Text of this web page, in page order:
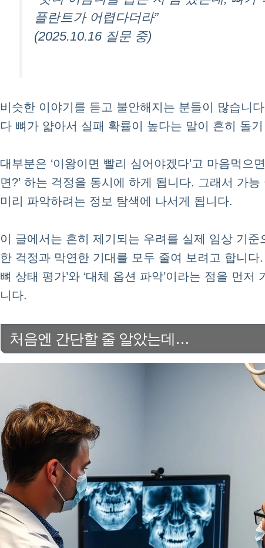
플란트가 어렵다더라”
(2025.10.16 질문 중)
비슷한 이야기를 듣고 불안해지는 분들이 많습니
다 뼈가 얇아서 실패 확률이 높다는 말이 흔히 돌
대부분은 ‘이왕이면 빨리 심어야겠다’고 마음먹으
면?’ 하는 걱정을 동시에 하게 됩니다. 그래서 가
미리 파악하려는 정보 탐색에 나서게 됩니다.
이 글에서는 흔히 제기되는 우려를 실제 임상 기준
한 걱정과 막연한 기대를 모두 줄여 보려고 합니다.
뼈 상태 평가’와 ‘대체 옵션 파악’이라는 점을 먼저
니다.
처음엔 간단할 줄 알았는데…